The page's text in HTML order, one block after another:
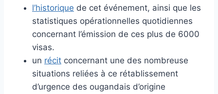
l’historique de cet événement, ainsi que les
statistiques opérationnelles quotidiennes
concernant l’émission de ces plus de 6000
visas.
un récit concernant une des nombreuse
situations reliées à ce rétablissement
d’urgence des ougandais d’origine